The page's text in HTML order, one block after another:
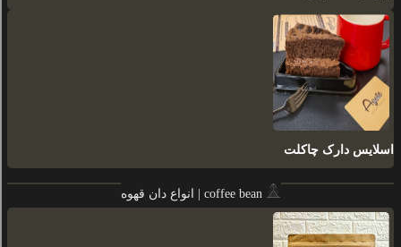
اسلایس دارک چاکلت
انواع دان قهوه | coffee bean